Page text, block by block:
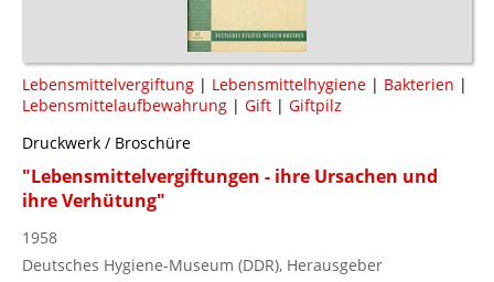
Lebensmittelvergiftung | Lebensmittelhygiene | Bakterien |
Lebensmittelaufbewahrung | Gift | Giftpilz
Druckwerk / Broschüre
"Lebensmittelvergiftungen - ihre Ursachen und
ihre Verhütung"
1958
Deutsches Hygiene-Museum (DDR), Herausgeber